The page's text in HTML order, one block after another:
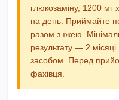
глюкозаміну, 1200 мг
на день. Приймайте
разом з їжею.
результату — 2
засобом. Перед
фахівця.